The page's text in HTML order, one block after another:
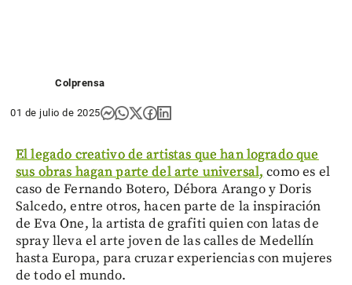
Colprensa
01 de julio de 2025
El legado creativo de artistas que han logrado que
sus obras hagan parte del arte universal, como es el
caso de Fernando Botero, Débora Arango y Doris
Salcedo, entre otros, hacen parte de la inspiración
de Eva One, la artista de grafiti quien con latas de
spray lleva el arte joven de las calles de Medellín
hasta Europa, para cruzar experiencias con mujeres
de todo el mundo.